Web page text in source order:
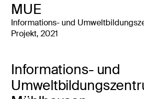
MUE
Informations- und
Projekt, 2021
Informations- und